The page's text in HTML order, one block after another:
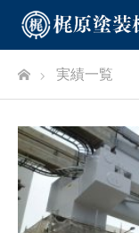
ホーム実績一覧